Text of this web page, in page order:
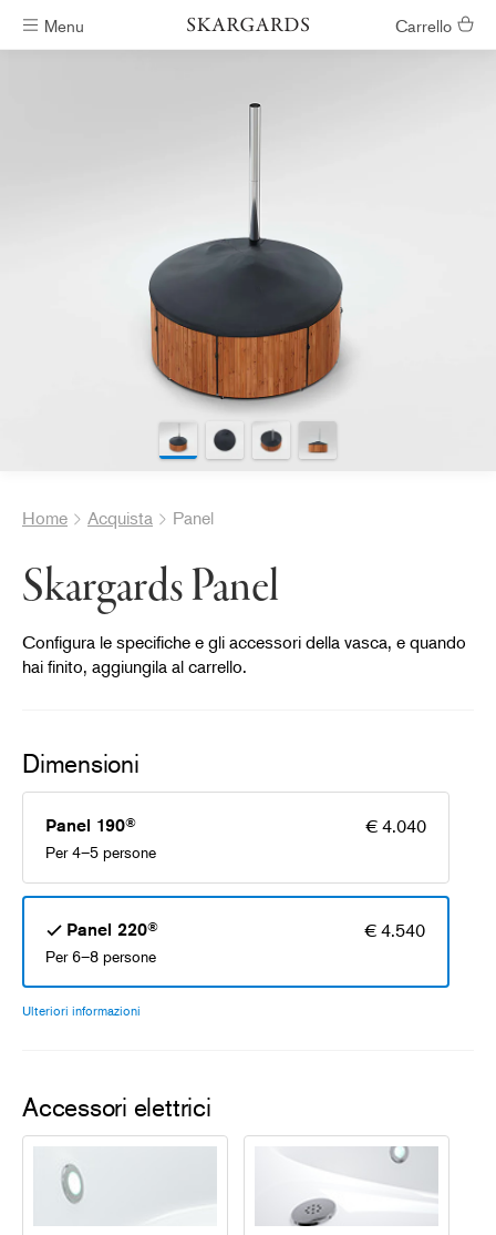
Menu Carrello
Home Acquista Panel
Skargards Panel
Configura le specifiche e gli accessori della vasca, e quando
hai finito, aggiungila al carrello.
Dimensioni
Panel 190® € 4.040
Per 4–5 persone
Panel 220® € 4.540
Per 6–8 persone
Ulteriori informazioni
Accessori elettrici